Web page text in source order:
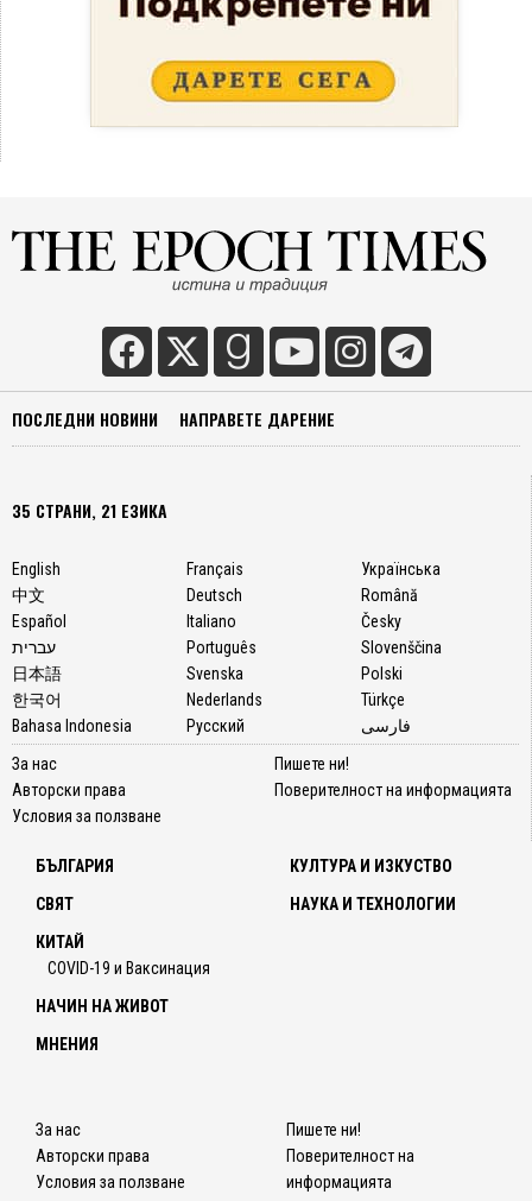
ПОСЛЕДНИ НОВИНИ НАПРАВЕТЕ ДАРЕНИЕ
35 СТРАНИ, 21 ЕЗИКА
English
中文
Español
עברית
日本語
한국어
Bahasa Indonesia
Français
Deutsch
Italiano
Português
Svenska
Nederlands
Русский
Українська
Română
Česky
Slovenščina
Polski
Türkçe
فارسی
За нас
Авторски права
Условия за ползване
Пишете ни!
Поверителност на информацията
БЪЛГАРИЯ
СВЯТ
КИТАЙ
COVID-19 и Ваксинация
КУЛТУРА И ИЗКУСТВО
НАУКА И ТЕХНОЛОГИИ
НАЧИН НА ЖИВОТ
МНЕНИЯ
За нас
Авторски права
Условия за ползване
Пишете ни!
Поверителност на
информацията